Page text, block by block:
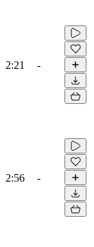
2:21 -
2:56 -